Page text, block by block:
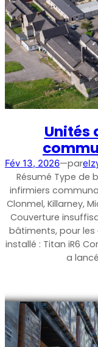
Moniteur de
Royaume-
Unités
Fév 13, 2026—par
Résumé Type de
infirmiers
Clonmel, Killarney,
Couverture
bâtiments, pour les
installé : Titan iR6
a